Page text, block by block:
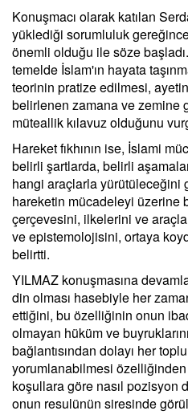
Konuşmacı olarak katılan
yüklediği sorumluluk
önemli olduğu ile söze
temelde İslam'ın hayata
teorinin pratize edilmesi,
belirlenen zamana ve zemine
müteallik kılavuz olduğunu
Hareket fıkhının ise, İslami
belirli şartlarda, belirli
hangi araçlarla yürütüleceğini
hareketin mücadeleyi üzerine
çerçevesini, ilkelerini ve
ve epistemolojisini, ortaya
belirtti.
YILMAZ konuşmasına
din olması hasebiyle her
ettiğini, bu özelliğinin onun
olmayan hüküm ve
bağlantısından dolayı her
yorumlanabilmesi özelliğinden
koşullara göre nasıl pozisyon
onun resulünün siresinde